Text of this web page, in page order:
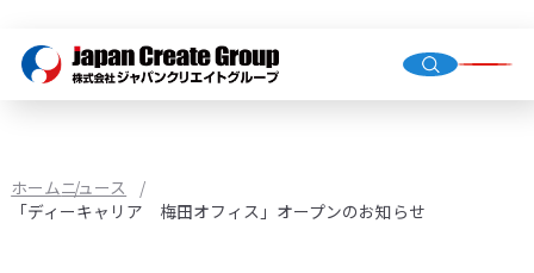
トップ
ホームニュース
「ディーキャリア 梅田オフィス」オープンのお知らせ